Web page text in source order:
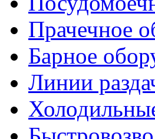
Прачечное
Барное
Линии